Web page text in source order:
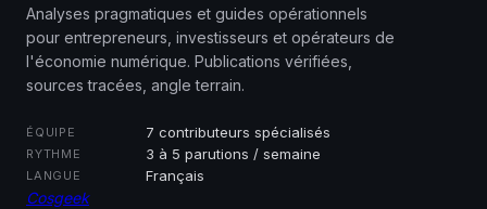
Analyses pragmatiques et guides opérationnels
pour entrepreneurs, investisseurs et opérateurs de
l'économie numérique. Publications vérifiées,
sources tracées, angle terrain.
ÉQUIPE 7 contributeurs spécialisés
RYTHME 3 à 5 parutions / semaine
LANGUE Français
Cosgeek